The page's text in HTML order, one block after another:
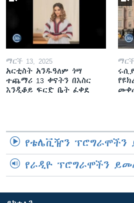
ማርች 13, 2025
አርቲስት አንዱዓለም ጎሣ
ተጨማሪ 13 ቀናትን በእስር
እንዲቆይ ፍርድ ቤት ፈቀደ
ማርች
የቴሌቪዥን ፕሮግራሞችን
የራዲዮ ፕሮግራሞችን